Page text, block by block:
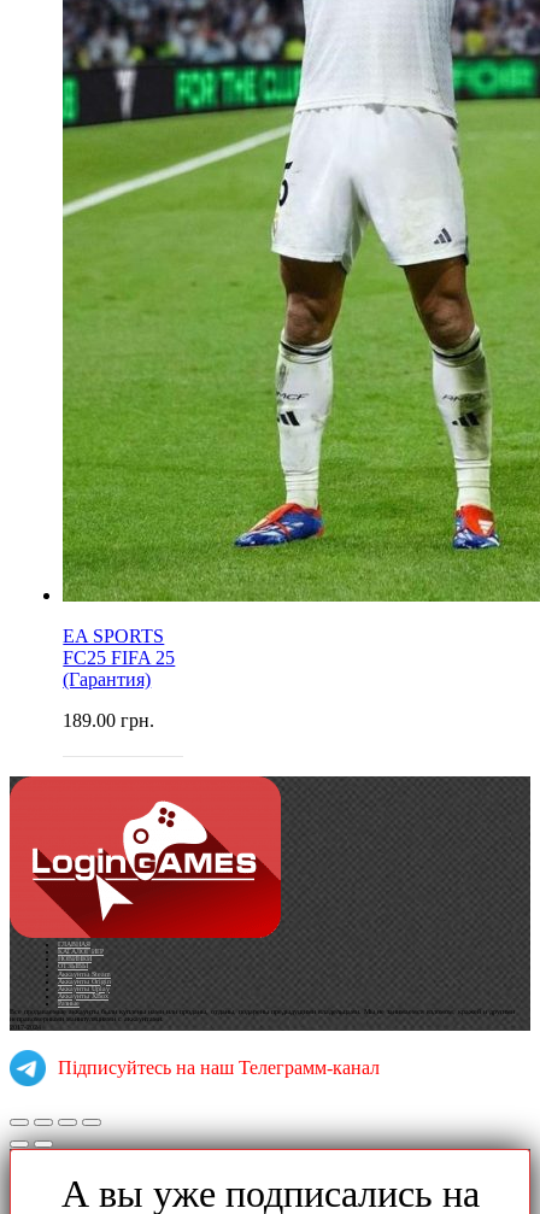
EA SPORTS
FC25 FIFA 25
(Гарантия)
189.00грн.
ГЛАВНАЯ
КАТАЛОГ ИГР
НОВИНКИ
ОТЗЫВЫ
Аккаунты Steam
Аккаунты Origin
Аккаунты Uplay
Аккаунты XBox
Разные
Все продаваемые аккаунты были куплены нами или проданы, отданы, подарены предыдущими владельцами. Мы не занимаемся взломом, кражей и другими
неправомерными манипуляциями с аккаунтами.
2017-2024
Підписуйтесь на наш Телеграмм-канал
А вы уже подписались на